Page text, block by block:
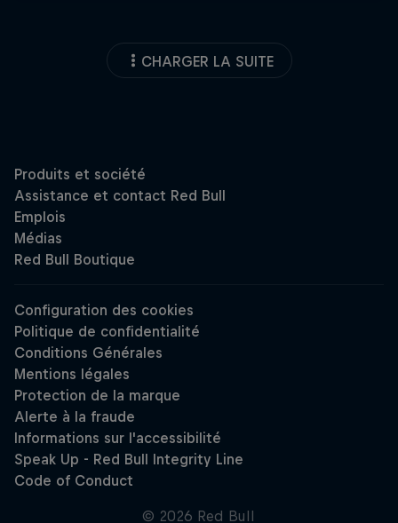
CHARGER LA SUITE